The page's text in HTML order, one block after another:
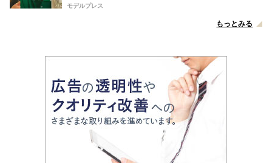
モデルプレス
もっとみる